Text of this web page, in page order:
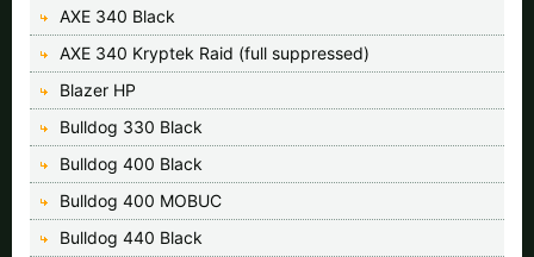
AXE 340 Black
AXE 340 Kryptek Raid (full suppressed)
Blazer HP
Bulldog 330 Black
Bulldog 400 Black
Bulldog 400 MOBUC
Bulldog 440 Black